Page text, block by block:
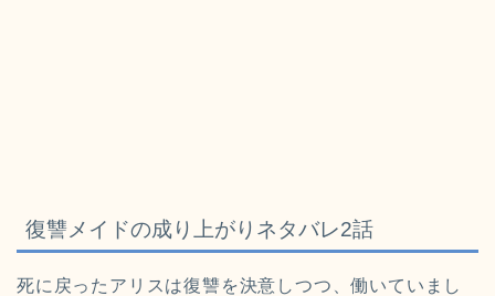
復讐メイドの成り上がりネタバレ2話
死に戻ったアリスは復讐を決意しつつ、働いていまし